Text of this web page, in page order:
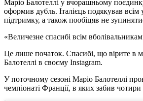
Маріо Балотеллі у вчорашньому
оформив дубль. Італієць подякував всім
підтримку, а також пообіцяв не
«Величезне спасибі всім
Це лише початок. Спасибі, що вірите в
Балотеллі в своєму Instagram.
У поточному сезоні Маріо Балотеллі
чемпіонаті Франції, в яких забив чотири